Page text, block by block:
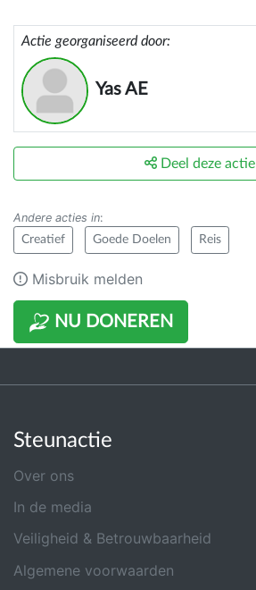
Actie georganiseerd door:
Yas AE
NU DONEREN
Deel deze actie
Andere acties in:
Creatief Goede Doelen Reis
Misbruik melden
Steunactie
Over ons
In de media
Veiligheid & Betrouwbaarheid
Algemene voorwaarden